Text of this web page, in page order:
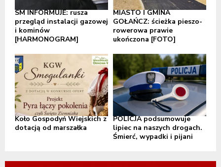
SM INFORMUJE: rusza
przegląd instalacji gazowej
i kominów
[HARMONOGRAM]
MIASTO I GMINA
GOŁAŃCZ: ścieżka pieszo-
rowerowa prawie
ukończona [FOTO]
Koło Gospodyń Wiejskich z
dotacją od marszałka
POLICJA podsumowuje
lipiec na naszych drogach.
Śmierć, wypadki i pijani